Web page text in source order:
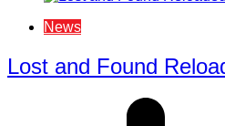
News
Lost and Found